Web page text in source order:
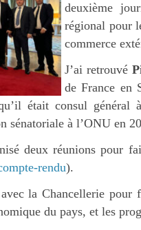
deuxième
régional pour
commerce
J’ai retrouvé
de France en
était consul général
sénatoriale à l’ONU en
deux réunions pour
rendu).
la Chancellerie pour
du pays, et les